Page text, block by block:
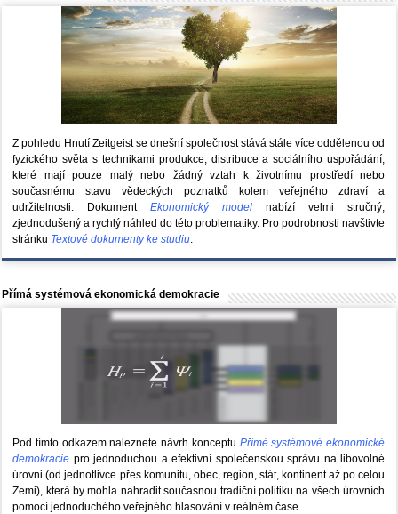
Z pohledu Hnutí Zeitgeist se dnešní společnost stává stále více oddělenou od
fyzického světa s technikami produkce, distribuce a sociálního uspořádání,
které mají pouze malý nebo žádný vztah k životnímu prostředí nebo
současnému stavu vědeckých poznatků kolem veřejného zdraví a
udržitelnosti. DokumentEkonomický model nabízí velmi stručný,
zjednodušený a rychlý náhled do této problematiky. Pro podrobnosti navštivte
stránku Textové dokumenty ke studiu.
Přímá systémová ekonomická demokracie
Pod tímto odkazem naleznete návrh konceptu Přímé systémové ekonomické
demokracie pro jednoduchou a efektivní společenskou správu na libovolné
úrovni (od jednotlivce přes komunitu, obec, region, stát, kontinent až po celou
Zemi), která by mohla nahradit současnou tradiční politiku na všech úrovních
pomocí jednoduchého veřejného hlasování v reálném čase.